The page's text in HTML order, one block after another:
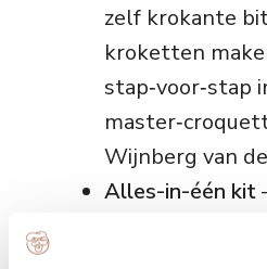
zelf krokante
kroketten
stap‑voor‑stap
Wijnberg van
Alles-in-één kit